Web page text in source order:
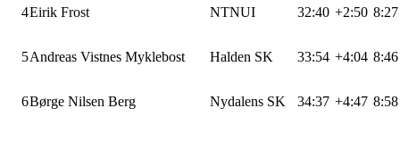
4Eirik Frost NTNUI 32:40 +2:50
5Andreas Vistnes Myklebost Halden SK 33:54 +4:04
6Børge Nilsen Berg Nydalens SK 34:37 +4:47